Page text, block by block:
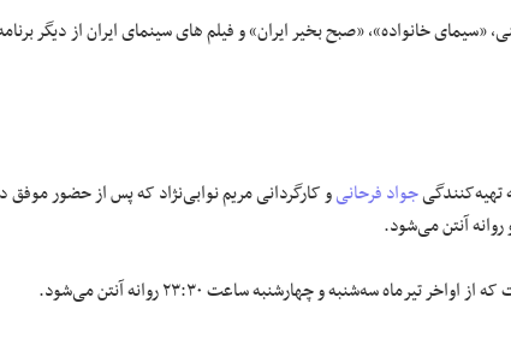
«سیمای خانواده»، «صبح بخیر ایران» و فیلم های سینمای ایران از دیگر
تهیه‌کنندگیجواد فرحانیو کارگردانی مریم نوابی‌نژاد که پس از حضور موفق
سه‌شنبه و چهارشنبه ساعت ۲۳:۳۰ روانه آنتن می‌شود.